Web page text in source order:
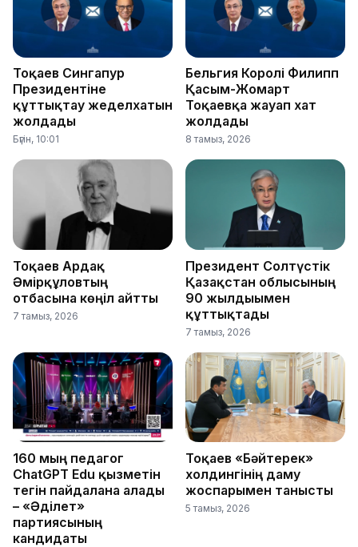
Тоқаев Сингапур
Президентіне
құттықтау жеделхатын
жолдады
Бүгін, 10:01
Бельгия Королі Филипп
Қасым-Жомарт
Тоқаевқа жауап хат
жолдады
8 тамыз, 2026
Тоқаев Ардақ
Әмірқұловтың
отбасына көңіл айтты
7 тамыз, 2026
Президент Солтүстік
Қазақстан облысының
90 жылдығымен
құттықтады
7 тамыз, 2026
160 мың педагог
ChatGPT Edu қызметін
тегін пайдалана алады
– «Әділет»
партиясының
кандидаты
Тоқаев «Бәйтерек»
холдингінің даму
жоспарымен танысты
5 тамыз, 2026